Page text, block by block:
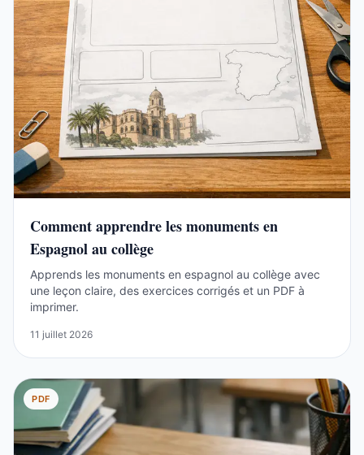
Comment apprendre les monuments en
Espagnol au collège
Apprends les monuments en espagnol au collège avec
une leçon claire, des exercices corrigés et un PDF à
imprimer.
11 juillet 2026
PDF